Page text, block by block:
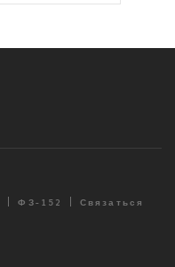
ФЗ-152 Связаться